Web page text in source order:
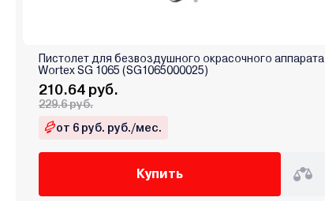
Пистолет для безвоздушного окрасочного аппарата
Wortex SG 1065 (SG1065000025)
210.64 руб.
229.6 руб.
от 6 руб. руб./мес.
Купить